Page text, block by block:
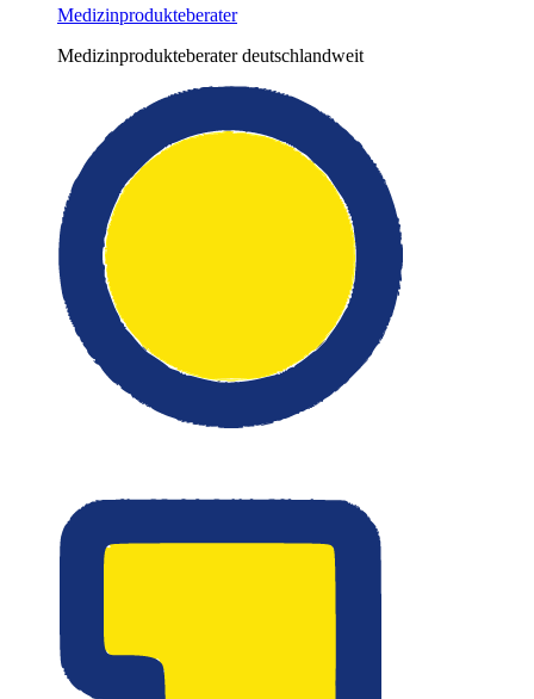
Medizinprodukteberater
Medizinprodukteberater deutschlandweit